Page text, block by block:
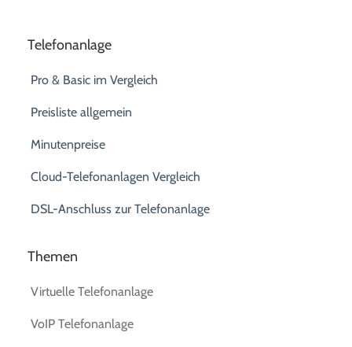
Telefonanlage
Pro & Basic im Vergleich
Preisliste allgemein
Minutenpreise
Cloud-Telefonanlagen Vergleich
DSL-Anschluss zur Telefonanlage
Themen
Virtuelle Telefonanlage
VoIP Telefonanlage